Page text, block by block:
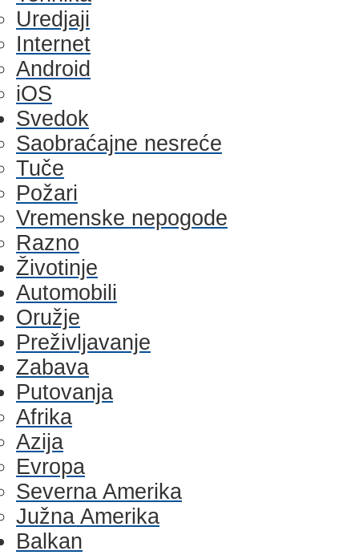
Uredjaji
Internet
Android
iOS
Svedok
Saobraćajne nesreće
Tuče
Požari
Vremenske nepogode
Razno
Životinje
Automobili
Oružje
Preživljavanje
Zabava
Putovanja
Afrika
Azija
Evropa
Severna Amerika
Južna Amerika
Balkan